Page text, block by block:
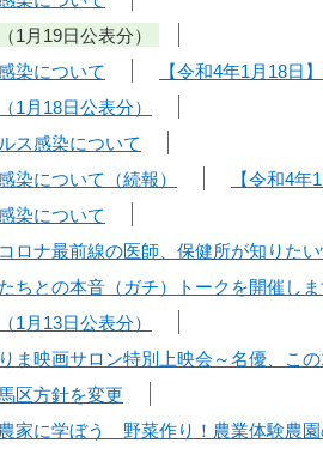
1月19日公表分）
染について
【令和4年1月18日
1月18日公表分）
ス感染について
染について（続報）
【令和4
染について
ロナ最前線の医師、保健所が知りたい
ちとの本音（ガチ）トークを開催しま
1月13日公表分）
ま映画サロン特別上映会～名優、こ
区方針を変更
家に学ぼう 野菜作り！農業体験農